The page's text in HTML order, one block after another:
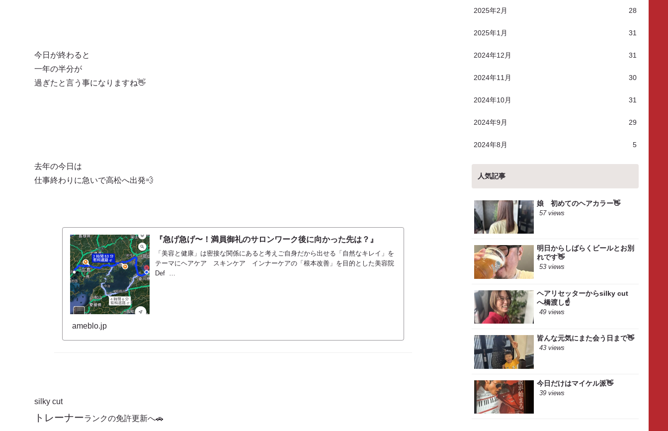
今日が終わると
一年の半分が
過ぎたと言う事になりますね👋
去年の今日は
仕事終わりに急いで高松へ出発💨
『急げ急げ〜！満員御礼のサロンワーク後に向かった先は？』
「美容と健康」は密接な関係にあると考えご自身だから出せる「自然なキレイ」を
テーマにヘアケア スキンケア インナーケアの「根本改善」を目的とした美容院
Def …
ameblo.jp
silky cut
トレーナーランクの免許更新へ🚗
2025年2月 28
2025年1月 31
2024年12月 31
2024年11月 30
2024年10月 31
2024年9月 29
2024年8月 5
人気記事
娘 初めてのヘアカラー👋
57 views
明日からしばらくビールとお別
れです👋
53 views
ヘアリセッターからsilky cut
へ橋渡し☝️
49 views
皆んな元気にまた会う日まで👋
43 views
今日だけはマイケル派👋
39 views